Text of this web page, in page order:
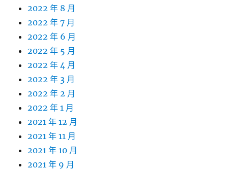
2022 年 8 月
2022 年 7 月
2022 年 6 月
2022 年 5 月
2022 年 4 月
2022 年 3 月
2022 年 2 月
2022 年 1 月
2021 年 12 月
2021 年 11 月
2021 年 10 月
2021 年 9 月